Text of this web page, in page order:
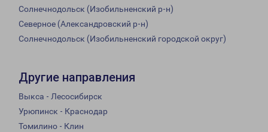
Солнечнодольск (Изобильненский р-н)
Северное (Александровский р-н)
Солнечнодольск (Изобильненский городской округ)
Другие направления
Выкса - Лесосибирск
Урюпинск - Краснодар
Томилино - Клин